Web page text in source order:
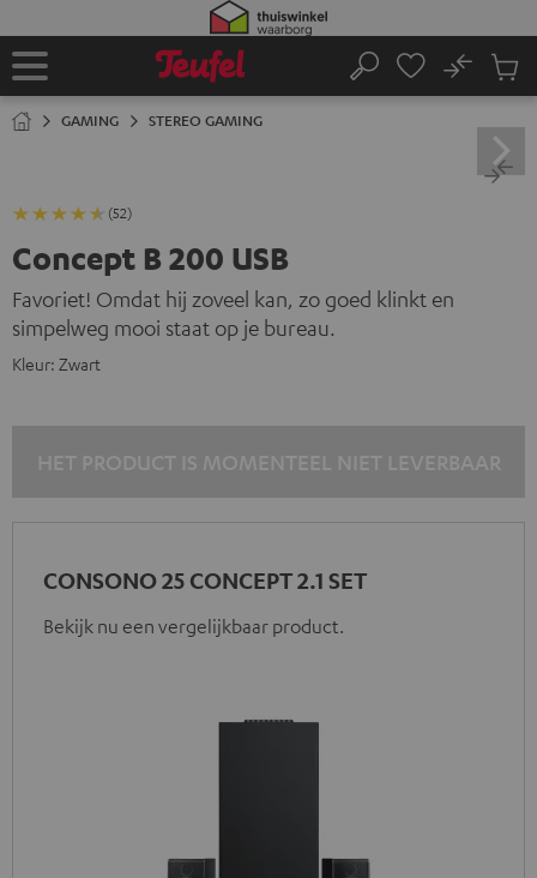
Home
Zoeken
No
GAMING STEREO GAMING
(52)
Concept B 200 USB
Favoriet! Omdat hij zoveel kan, zo goed klinkt en
simpelweg mooi staat op je bureau.
Kleur: Zwart
CONSONO 25 CONCEPT 2.1 SET
Bekijk nu een vergelijkbaar product.